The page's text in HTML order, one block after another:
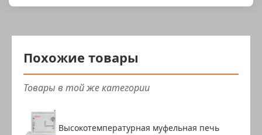
Похожие товары
Товары в той же категории
Высокотемпературная муфельная печь